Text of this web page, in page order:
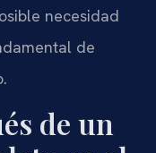
necesidad
de
de un